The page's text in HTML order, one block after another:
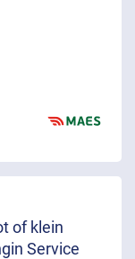
of klein
Service